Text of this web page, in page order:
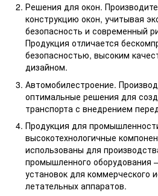
Решения для окон.
конструкцию окон, учитывая
безопасность и современный
Продукция отличается
безопасностью, высоким
дизайном.
Автомобилестроение.
оптимальные решения для
транспорта с внедрением
Продукция для
высокотехнологичные
использованы для
промышленного оборудования
установок для коммерческого
летательных аппаратов.